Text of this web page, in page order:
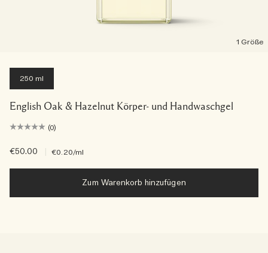
1 Größe
250 ml
English Oak & Hazelnut Körper- und Handwaschgel
(0)
€50.00 €0.20/ml
Zum Warenkorb hinzufügen